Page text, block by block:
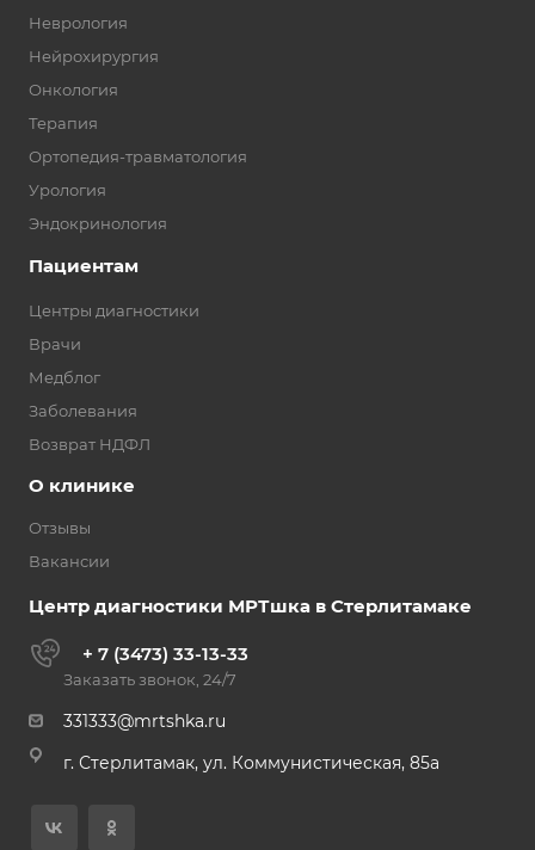
Неврология
Нейрохирургия
Онкология
Терапия
Ортопедия-травматология
Урология
Эндокринология
Пациентам
Центры диагностики
Врачи
Медблог
Заболевания
Возврат НДФЛ
О клинике
Отзывы
Вакансии
Центр диагностики МРТшка в Стерлитамаке
+ 7 (3473) 33-13-33
Заказать звонок, 24/7
331333@mrtshka.ru
г. Стерлитамак, ул. Коммунистическая, 85а